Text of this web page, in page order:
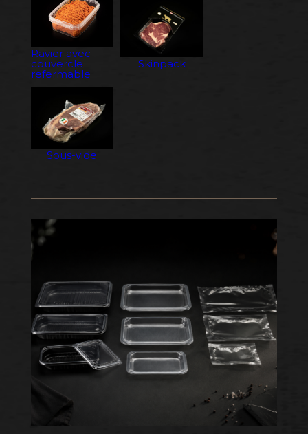
Ravier avec
couvercle
refermable
Skinpack
Sous-vide